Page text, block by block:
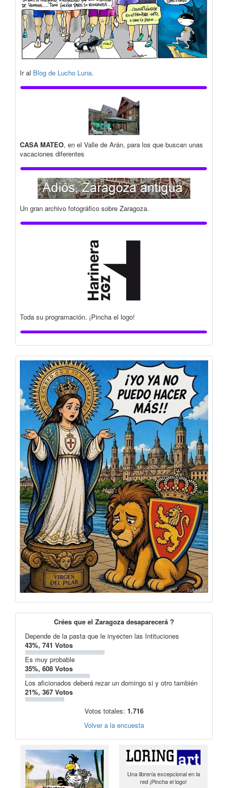
Ir al Blog de Lucho Luna.
CASA MATEO, en el Valle de Arán, para los que buscan unas
vacaciones diferentes
Un gran archivo fotográfico sobre Zaragoza.
Toda su programación. ¡Pincha el logo!
Crées que el Zaragoza desaparecerá ?
Depende de la pasta que le inyecten las Intituciones
43%, 741 Votos
Es muy probable
35%, 608 Votos
Los aficionados deberá rezar un domingo si y otro también
21%, 367 Votos
Votos totales: 1.716
Volver a la encuesta
Una librería excepcional en la
red ¡Pincha el logo!